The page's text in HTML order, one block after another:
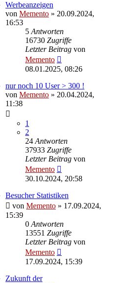
Werbeanzeigen
von Memento » 20.09.2024,
16:53
5 Antworten
16730 Zugriffe
Letzter Beitrag von
Memento
08.01.2025, 08:26
nur noch 10 User > 300 !
von Memento » 20.04.2024,
11:38
1
2
24 Antworten
37933 Zugriffe
Letzter Beitrag von
Memento
30.10.2024, 20:58
Besucher Statistiken
von Memento » 17.09.2024,
15:39
0 Antworten
13551 Zugriffe
Letzter Beitrag von
Memento
17.09.2024, 15:39
Zukunft der